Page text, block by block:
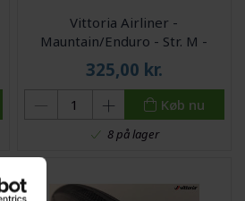
Vittoria Airliner -
Mauntain/Enduro - Str. M -
Bredde 2,25-2,5")
325,00 kr.
Køb nu
8 på lager